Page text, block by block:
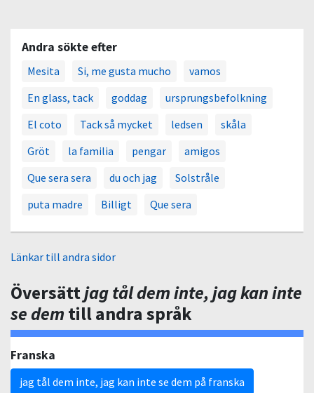
Andra sökte efter
Mesita Si, me gusta mucho
vamos
En glass, tack
goddag
ursprungsbefolkning
El coto
Tack så mycket ledsen
skåla
Gröt
la familia pengar
amigos
Que sera sera
du och jag
Solstråle
puta madre
Billigt Que sera
Länkar till andra sidor
Översättjag tål dem inte, jag kan inte
se dem till andra språk
Franska
jag tål dem inte, jag kan inte se dem på franska